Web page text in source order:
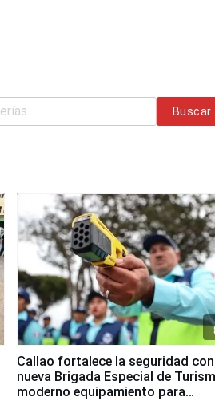
Buscar
Callao fortalece la seguridad con
nueva Brigada Especial de
moderno equipamiento para